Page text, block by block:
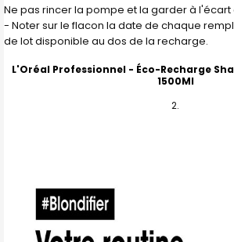
Ne pas rincer la pompe et la garder à l'écart
- Noter sur le flacon la date de chaque
de lot disponible au dos de la recharge.
L'Oréal Professionnel - Éco-Recharge
1500Ml